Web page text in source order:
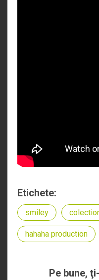
Etichete:
smiley
hahaha production
Pe bune,